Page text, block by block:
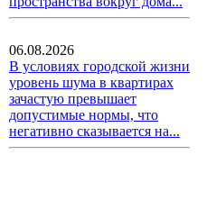
06.08.2026
В условиях городской жизни
уровень шума в квартирах
зачастую превышает
допустимые нормы, что
негативно сказывается на...